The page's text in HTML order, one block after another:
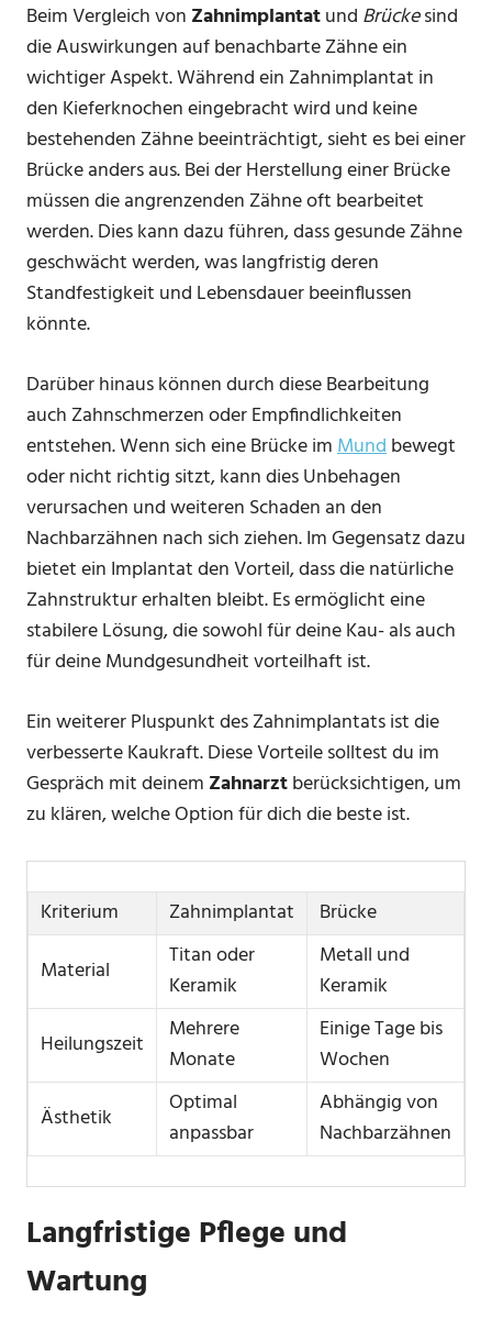
Beim Vergleich von Zahnimplantatund Brückesind
die Auswirkungen auf benachbarte Zähne ein
wichtiger Aspekt. Während ein Zahnimplantat in
den Kieferknochen eingebracht wird und keine
bestehenden Zähne beeinträchtigt, sieht es bei einer
Brücke anders aus. Bei der Herstellung einer Brücke
müssen die angrenzenden Zähne oft bearbeitet
werden. Dies kann dazu führen, dass gesunde Zähne
geschwächt werden, was langfristig deren
Standfestigkeit und Lebensdauer beeinflussen
könnte.
Darüber hinaus können durch diese Bearbeitung
auch Zahnschmerzen oder Empfindlichkeiten
entstehen. Wenn sich eine Brücke imMundbewegt
oder nicht richtig sitzt, kann dies Unbehagen
verursachen und weiteren Schaden an den
Nachbarzähnen nach sich ziehen. Im Gegensatz dazu
bietet ein Implantat den Vorteil, dass die natürliche
Zahnstruktur erhalten bleibt. Es ermöglicht eine
stabilere Lösung, die sowohl für deine Kau- als auch
für deine Mundgesundheit vorteilhaft ist.
Ein weiterer Pluspunkt des Zahnimplantats ist die
verbesserte Kaukraft. Diese Vorteile solltest du im
Gespräch mit deinem Zahnarztberücksichtigen, um
zu klären, welche Option für dich die beste ist.
Kriterium Zahnimplantat
Brücke
Material
Titan oder
Keramik
Metall und
Keramik
Heilungszeit
Mehrere
Monate
Einige Tage bis
Wochen
Ästhetik
Optimal
anpassbar
Abhängig von
Nachbarzähnen
Langfristige Pflege und
Wartung